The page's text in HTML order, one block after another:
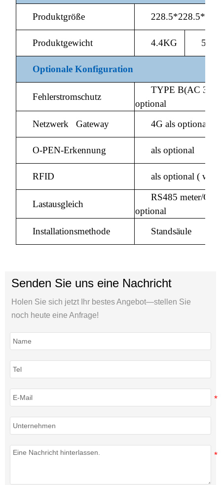
Produktgröße
Produktgewicht 4.4KG
Optionale Konfiguration
Fehlerstromschutz
TYPE B(AC
optional
Netzwerk Gateway
4G als optional
O-PEN-Erkennung als optional
RFID als optional (
Lastausgleich
RS485 meter/CT-
optional
Installationsmethode
Standsäule
Senden Sie uns eine Nachricht
Holen Sie sich jetzt Ihr bestes Angebot—stellen Sie
noch heute eine Anfrage!